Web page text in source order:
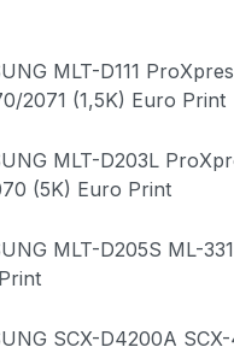
MLT-D111
2071 (1,5K) Euro Print
MLT-D203L
(5K) Euro Print
MLT-D205S ML-
SCX-D4200A